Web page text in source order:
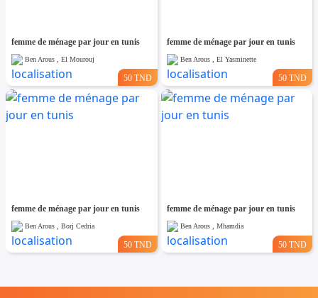
femme de ménage par jour en tunis
Ben Arous , El Mourouj
50 TND
femme de ménage par jour en tunis
Ben Arous , El Yasminette
50 TND
femme de ménage par jour en tunis
Ben Arous , Borj Cedria
50 TND
femme de ménage par jour en tunis
Ben Arous , Mhamdia
50 TND